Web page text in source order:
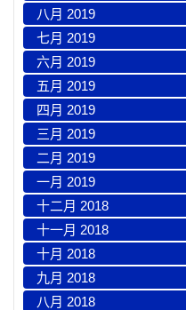
八月 2019
七月 2019
六月 2019
五月 2019
四月 2019
三月 2019
二月 2019
一月 2019
十二月 2018
十一月 2018
十月 2018
九月 2018
八月 2018